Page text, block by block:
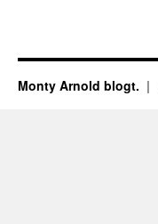
Monty Arnold blogt.